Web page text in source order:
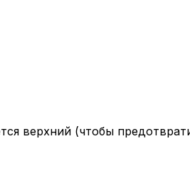
верхний (чтобы